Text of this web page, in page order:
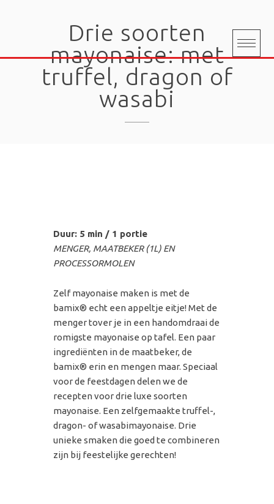
Drie soorten
mayonaise: met
truffel, dragon of
wasabi
Duur: 5 min / 1 portie
MENGER, MAATBEKER (1L) EN
PROCESSORMOLEN
Zelf mayonaise maken is met de
bamix® echt een appeltje eitje! Met de
menger tover je in een handomdraai de
romigste mayonaise op tafel. Een paar
ingrediënten in de maatbeker, de
bamix® erin en mengen maar. Speciaal
voor de feestdagen delen we de
recepten voor drie luxe soorten
mayonaise. Een zelfgemaakte truffel-,
dragon- of wasabimayonaise. Drie
unieke smaken die goed te combineren
zijn bij feestelijke gerechten!